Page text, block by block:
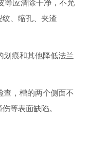
等应清除干净，不允
、缩孔、夹渣
痕和其他降低法兰
，槽的两个侧面不
等表面缺陷。